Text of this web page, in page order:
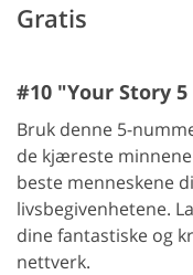
Gratis
#10 "Your Story
Bruk denne 5-
de kjæreste
beste menneskene
livsbegivenhetene.
dine fantastiske og
nettverk.